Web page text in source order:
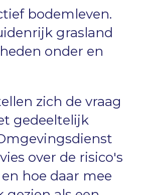
bodemleven.
grasland
onder en
zich de vraag
gedeeltelijk
over de risico's
hoe daar mee